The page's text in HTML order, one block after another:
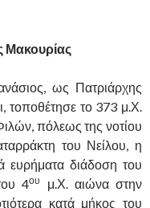
Μακουρίας
ως Πατριάρχης
τοποθέτησε το 373 μ.Χ.
πόλεως της νοτίου
του Νείλου, η
ευρήματα διάδοση του
4ου
μ.Χ. αιώνα στην
κατά μήκος του